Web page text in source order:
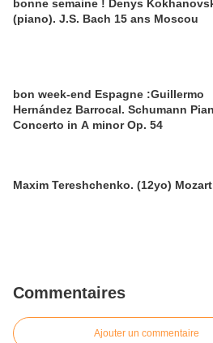
bonne semaine ! Denys Kokhanovsky
(piano). J.S. Bach 15 ans Moscou
bon week-end Espagne :Guillermo
Hernández Barrocal. Schumann Piano
Concerto in A minor Op. 54
Maxim Tereshchenko. (12yo) Mozart
Commentaires
Ajouter un commentaire